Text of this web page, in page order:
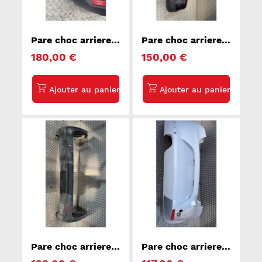
Pare choc arriere
180,00 €
Pare choc arriere
150,00 €
Pare choc arriere
Pare choc arriere